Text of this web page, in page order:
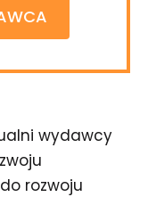
wydawcy
rozwoju